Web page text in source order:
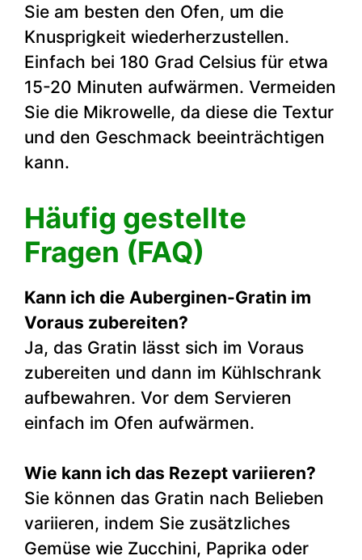
Sie am besten den Ofen, um die
Knusprigkeit wiederherzustellen.
Einfach bei 180 Grad Celsius für etwa
15-20 Minuten aufwärmen. Vermeiden
Sie die Mikrowelle, da diese die Textur
und den Geschmack beeinträchtigen
kann.
Häufig gestellte
Fragen (FAQ)
Kann ich die Auberginen-Gratin im
Voraus zubereiten?
Ja, das Gratin lässt sich im Voraus
zubereiten und dann im Kühlschrank
aufbewahren. Vor dem Servieren
einfach im Ofen aufwärmen.
Wie kann ich das Rezept variieren?
Sie können das Gratin nach Belieben
variieren, indem Sie zusätzliches
Gemüse wie Zucchini, Paprika oder